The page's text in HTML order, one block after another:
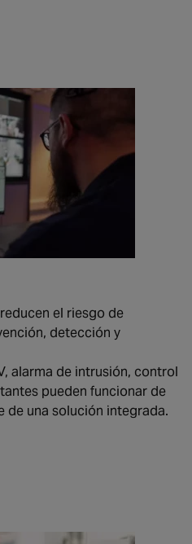
el riesgo de
detección y
alarma de intrusión, control
pueden funcionar de
de una solución integrada.